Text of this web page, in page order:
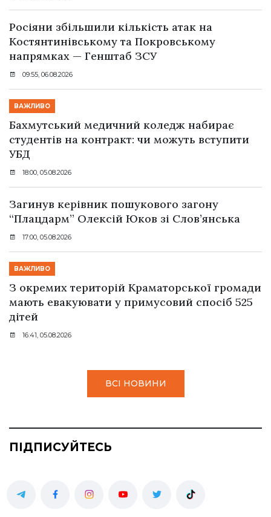
Росіяни збільшили кількість атак на
Костянтинівському та Покровському
напрямках — Генштаб ЗСУ
09:55, 06.08.2026
ВАЖЛИВО
Бахмутський медичний коледж набирає
студентів на контракт: чи можуть вступити
УБД
18:00, 05.08.2026
Загинув керівник пошукового загону
“Плацдарм” Олексій Юков зі Слов’янська
17:00, 05.08.2026
ВАЖЛИВО
З окремих територій Краматорської громади
мають евакуювати у примусовий спосіб 525
дітей
16:41, 05.08.2026
ВСІ НОВИНИ
ПІДПИСУЙТЕСЬ